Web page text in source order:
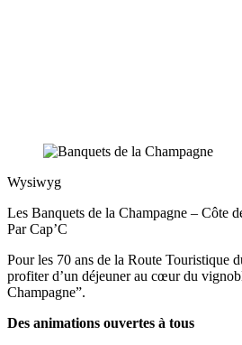
Wysiwyg
Les Banquets de la Champagne – Côte
ParCap’C
Pour les 70 ans de la Route Touristique
profiter d’un déjeuner au cœur du
Champagne”.
Des animations ouvertes à tous